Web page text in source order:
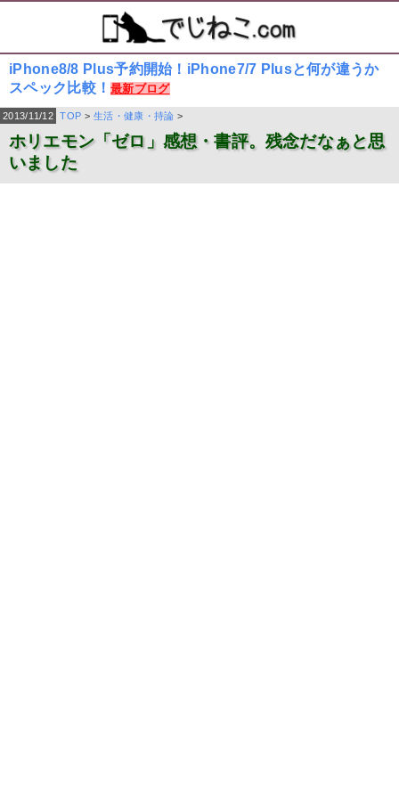
iPhone8/8 Plus予約開始！iPhone7/7 Plusと何が違うか
スペック比較！最新ブログ
2013/11/12 TOP > 生活・健康・持論 >
ホリエモン「ゼロ」感想・書評。残念だなぁと思
いました